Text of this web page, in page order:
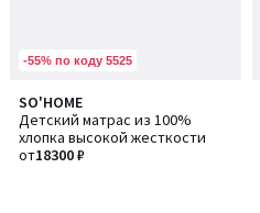
-55% по коду 5525
SO'HOME
Детский матрас из 100%
хлопка высокой жесткости
от18300 ₽